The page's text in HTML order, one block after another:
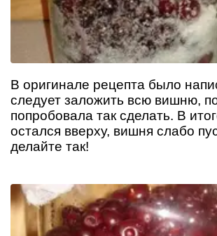
В оригинале рецепта было
следует заложить всю вишню,
попробовала так сделать. В
остался вверху, вишня слабо
делайте так!